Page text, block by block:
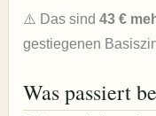
⚠️ Das sind 43 €
gestiegenen
Was passiert